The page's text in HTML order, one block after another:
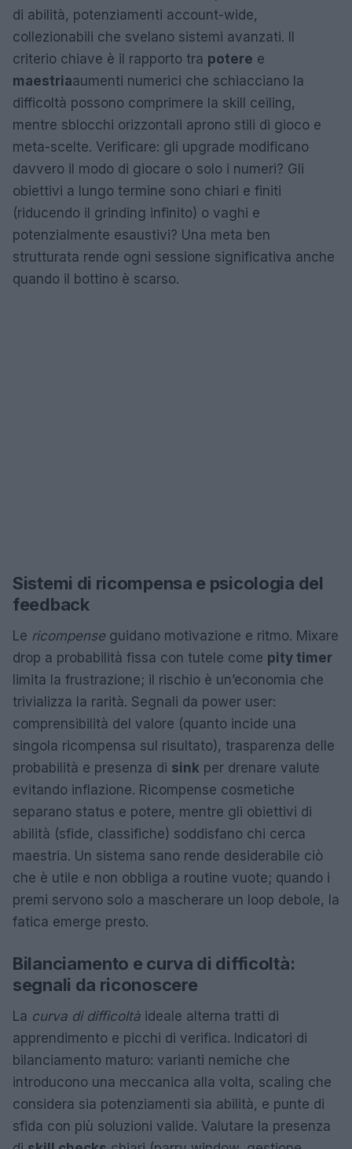
di abilità, potenziamenti account-wide,
collezionabili che svelano sistemi avanzati. Il
criterio chiave è il rapporto tra potere e
maestriaaumenti numerici che schiacciano la
difficoltà possono comprimere la skill ceiling,
mentre sblocchi orizzontali aprono stili di gioco e
meta-scelte. Verificare: gli upgrade modificano
davvero il modo di giocare o solo i numeri? Gli
obiettivi a lungo termine sono chiari e finiti
(riducendo il grinding infinito) o vaghi e
potenzialmente esaustivi? Una meta ben
strutturata rende ogni sessione significativa anche
quando il bottino è scarso.
Sistemi di ricompensa e psicologia del
feedback
Le ricompenseguidano motivazione e ritmo. Mixare
drop a probabilità fissa con tutele come pity timer
limita la frustrazione; il rischio è un’economia che
trivializza la rarità. Segnali da power user:
comprensibilità del valore (quanto incide una
singola ricompensa sul risultato), trasparenza delle
probabilità e presenza di sink per drenare valute
evitando inflazione. Ricompense cosmetiche
separano status e potere, mentre gli obiettivi di
abilità (sfide, classifiche) soddisfano chi cerca
maestria. Un sistema sano rende desiderabile ciò
che è utile e non obbliga a routine vuote; quando i
premi servono solo a mascherare un loop debole, la
fatica emerge presto.
Bilanciamento e curva di difficoltà:
segnali da riconoscere
La curva di difficoltà ideale alterna tratti di
apprendimento e picchi di verifica. Indicatori di
bilanciamento maturo: varianti nemiche che
introducono una meccanica alla volta, scaling che
considera sia potenziamenti sia abilità, e punte di
sfida con più soluzioni valide. Valutare la presenza